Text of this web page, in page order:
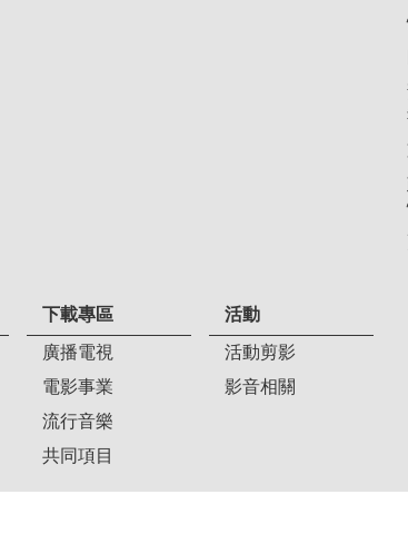
下載專區
廣播電視
電影事業
流行音樂
共同項目
活動
活動剪影
影音相關